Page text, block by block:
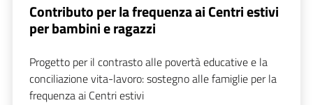
Contributo per la frequenza ai Centri estivi
per bambini e ragazzi
Progetto per il contrasto alle povertà educative e la
conciliazione vita-lavoro: sostegno alle famiglie per la
frequenza ai Centri estivi